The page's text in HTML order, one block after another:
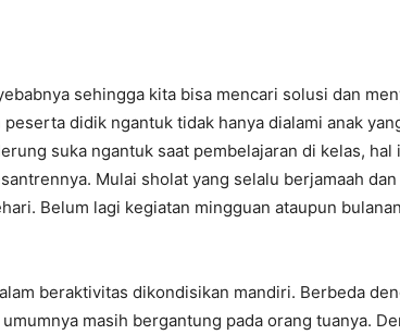
sehingga kita bisa mencari solusi dan
didik ngantuk tidak hanya dialami anak
suka ngantuk saat pembelajaran di kelas,
Mulai sholat yang selalu berjamaah
Belum lagi kegiatan mingguan ataupun
beraktivitas dikondisikan mandiri. Berbeda
masih bergantung pada orang tuanya.